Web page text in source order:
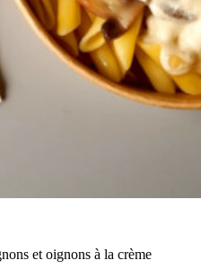
et oignons à la crème